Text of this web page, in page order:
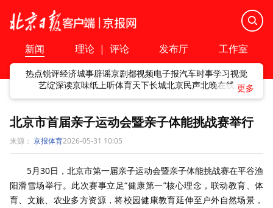
新闻 理论 | 评论 发布厅 工作室
热点锐评经济城事辟谣京剧都视频电子报汽车时事学习视觉
艺绽深读京味纸上听体育天下长城北京民声北晚在线
北京市首届亲子运动会暨亲子体能挑战赛举行
来源： 京报体育2026-05-31 10:05
5月30日，北京市第一届亲子运动会暨亲子体能挑战赛在平谷渔
阳滑雪场举行。此次赛事立足“健康第一”核心理念，联动教育、体
育、文旅、农业多方资源，将校园健康教育延伸至户外自然场景，